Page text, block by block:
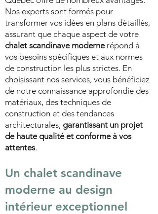
Nos experts sont formés pour
transformer vos idées en plans détaillés,
assurant que chaque aspect de votre
chalet scandinave modernerépond à
vos besoins spécifiques et aux normes
de construction les plus strictes. En
choisissant nos services, vous bénéficiez
de notre connaissance approfondie des
matériaux, des techniques de
construction et des tendances
architecturales, garantissant un projet
de haute qualité et conforme à vos
attentes.
Un chalet scandinave
moderne au design
intérieur exceptionnel